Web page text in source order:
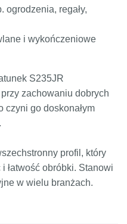
ogrodzenia, regały,
i wykończeniowe
S235JR
zachowaniu dobrych
czyni go doskonałym
profil, który
łatwość obróbki. Stanowi
w wielu branżach.